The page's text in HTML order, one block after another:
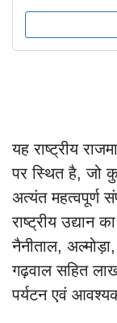
यह राष्ट्रीय
पर स्थित है, जो
अत्यंत महत्वपूर्ण
राष्ट्रीय उद्यान
नैनीताल,
गढ़वाल सहित
पर्यटन एवं